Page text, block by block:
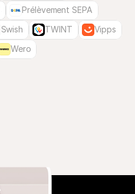
Prélèvement SEPA
Swish TWINT
Vipps
Wero